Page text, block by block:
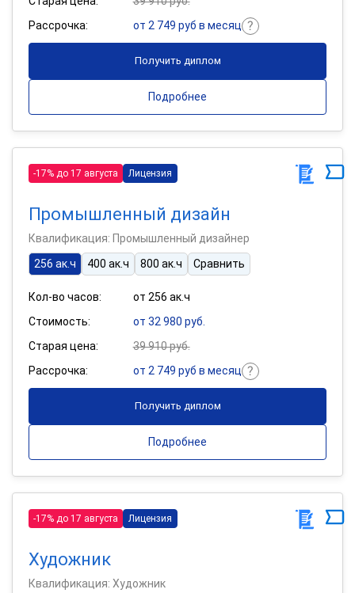
Рассрочка:
от 2 749 руб в месяц
Получить диплом
Подробнее
-17% до 17 августа Лицензия
Промышленный дизайн
Квалификация: Промышленный дизайнер
256 ак.ч
400 ак.ч 800 ак.ч Сравнить
Кол-во часов:
от 256 ак.ч
Стоимость:
от 32 980 руб.
Старая цена:
39 910 руб.
Рассрочка:
от 2 749 руб в месяц
Получить диплом
Подробнее
-17% до 17 августа Лицензия
Художник
Квалификация: Художник